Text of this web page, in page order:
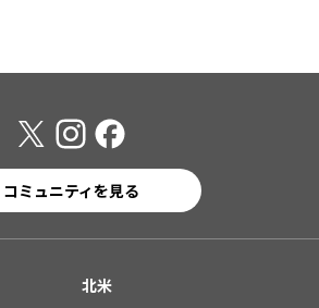
コミュニティを見る
北米